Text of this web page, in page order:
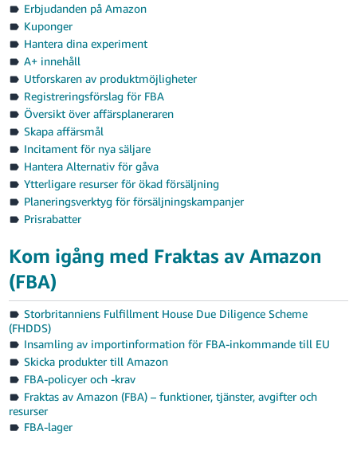
Erbjudanden på Amazon
Kuponger
Hantera dina experiment
A+ innehåll
Utforskaren av produktmöjligheter
Registreringsförslag för FBA
Översikt över affärsplaneraren
Skapa affärsmål
Incitament för nya säljare
Hantera Alternativ för gåva
Ytterligare resurser för ökad försäljning
Planeringsverktyg för försäljningskampanjer
Prisrabatter
Kom igång med Fraktas av Amazon
(FBA)
Storbritanniens Fulfillment House Due Diligence Scheme
(FHDDS)
Insamling av importinformation för FBA-inkommande till EU
Skicka produkter till Amazon
FBA-policyer och -krav
Fraktas av Amazon (FBA) – funktioner, tjänster, avgifter och
resurser
FBA-lager